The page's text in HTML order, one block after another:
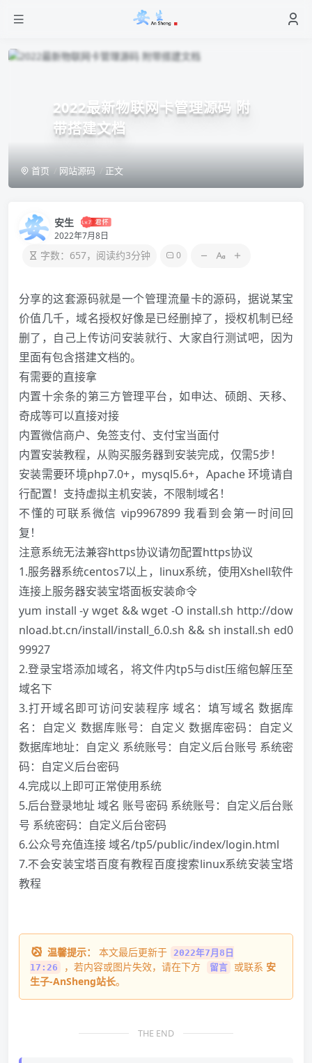
2022最新物联网卡管理源码 附
带搭建文档
首页 网站源码 正文
安生
2022年7月8日
字数：657，阅读约3分钟 0
分享的这套源码就是一个管理流量卡的源码，据说某宝
价值几千，域名授权好像是已经删掉了，授权机制已经
删了，自己上传访问安装就行、大家自行测试吧，因为
里面有包含搭建文档的。
有需要的直接拿
内置十余条的第三方管理平台，如申达、硕朗、天移、
奇成等可以直接对接
内置微信商户、免签支付、支付宝当面付
内置安装教程，从购买服务器到安装完成，仅需5步！
安装需要环境php7.0+，mysql5.6+，Apache 环境请自
行配置！支持虚拟主机安装，不限制域名！
不懂的可联系微信 vip9967899 我看到会第一时间回
复！
注意系统无法兼容https协议请勿配置https协议
1.服务器系统centos7以上，linux系统，使用Xshell软件
连接上服务器安装宝塔面板安装命令
yum install -y wget && wget -O install.sh http://dow
nload.bt.cn/install/install_6.0.sh && sh install.sh ed0
99927
2.登录宝塔添加域名，将文件内tp5与dist压缩包解压至
域名下
3.打开域名即可访问安装程序 域名：填写域名 数据库
名：自定义 数据库账号：自定义 数据库密码：自定义
数据库地址：自定义 系统账号：自定义后台账号 系统密
码：自定义后台密码
4.完成以上即可正常使用系统
5.后台登录地址 域名 账号密码 系统账号：自定义后台账
号 系统密码：自定义后台密码
6.公众号充值连接 域名/tp5/public/index/login.html
7.不会安装宝塔百度有教程百度搜索linux系统安装宝塔
教程
温馨提示： 本文最后更新于
2022年7月8日
17:26
，若内容或图片失效，请在下方 留言 或联系 安
生子-AnSheng站长。
THE END